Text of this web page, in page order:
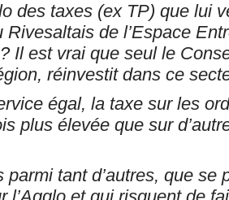
des taxes (ex TP) que lui
Rivesaltais de l’Espace
Il est vrai que seul le
réinvestit dans ce
égal, la taxe sur les
plus élevée que sur
parmi tant d’autres, que se